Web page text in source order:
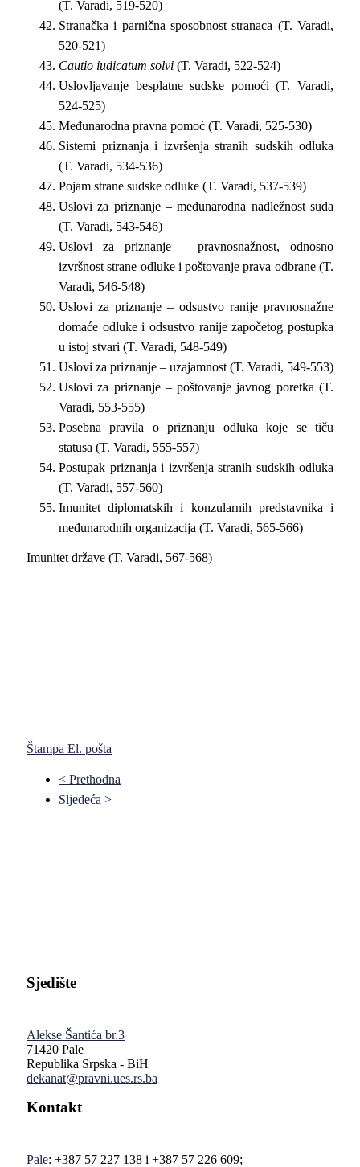
(T. Varadi, 519-520)
Stranačka i parnična sposobnost stranaca (T. Varadi,
520-521)
Cautio iudicatum solvi (T. Varadi, 522-524)
Uslovljavanje besplatne sudske pomoći (T. Varadi,
524-525)
Međunarodna pravna pomoć (T. Varadi, 525-530)
Sistemi priznanja i izvršenja stranih sudskih odluka
(T. Varadi, 534-536)
Pojam strane sudske odluke (T. Varadi, 537-539)
Uslovi za priznanje – međunarodna nadležnost suda
(T. Varadi, 543-546)
Uslovi za priznanje – pravnosnažnost, odnosno
izvršnost strane odluke i poštovanje prava odbrane (T.
Varadi, 546-548)
Uslovi za priznanje – odsustvo ranije pravnosnažne
domaće odluke i odsustvo ranije započetog postupka
u istoj stvari (T. Varadi, 548-549)
Uslovi za priznanje – uzajamnost (T. Varadi, 549-553)
Uslovi za priznanje – poštovanje javnog poretka (T.
Varadi, 553-555)
Posebna pravila o priznanju odluka koje se tiču
statusa (T. Varadi, 555-557)
Postupak priznanja i izvršenja stranih sudskih odluka
(T. Varadi, 557-560)
Imunitet diplomatskih i konzularnih predstavnika i
međunarodnih organizacija (T. Varadi, 565-566)
Imunitet države (T. Varadi, 567-568)
Štampa El. pošta
< Prethodna
Sljedeća >
Sjedište
Alekse Šantića br.3
71420 Pale
Republika Srpska - BiH
dekanat@pravni.ues.rs.ba
Kontakt
Pale: +387 57 227 138 i +387 57 226 609;